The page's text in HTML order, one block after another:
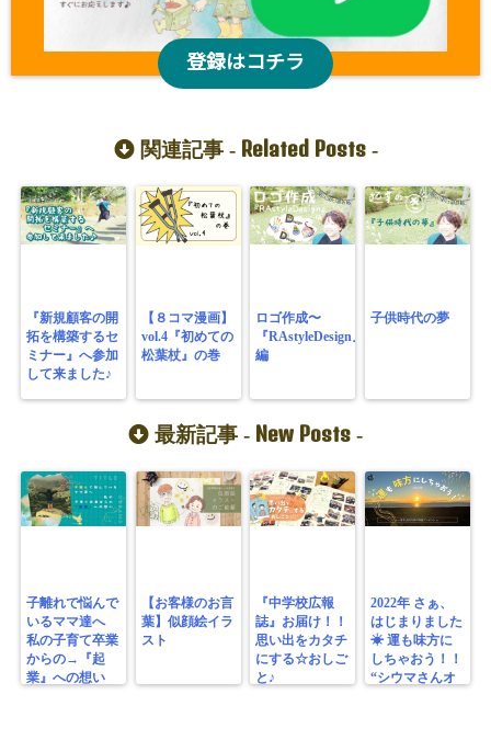
登録はコチラ
関連記事 - Related Posts-
『新規顧客の開
拓を構築するセ
ミナー』へ参加
して来ました♪
【８コマ漫画】
vol.4『初めての
松葉杖』の巻
ロゴ作成〜
『RAstyleDesign』
編
子供時代の夢
最新記事 - New Posts -
子離れで悩んで
いるママ達へ
私の子育て卒業
からの→『起
業』への想い
【お客様のお言
葉】似顔絵イラ
スト
『中学校広報
誌』お届け！！
思い出をカタチ
にする☆おしご
と♪
2022年 さぁ、
はじまりました
☀︎ 運も味方に
しちゃおう！！
“シウマさんオ